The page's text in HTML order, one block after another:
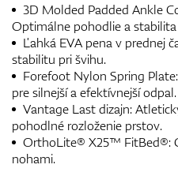
3D Molded Padded Ankle
Optimálne pohodlie a stabilita
Ľahká EVA pena v prednej
stabilitu pri švihu.
Forefoot Nylon Spring
pre silnejší a efektívnejší odpal.
Vantage Last dizajn:
pohodlné rozloženie prstov.
OrthoLite® X25™ FitBed®:
nohami.